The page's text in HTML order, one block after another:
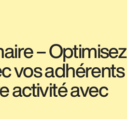
– Optimisez
vos adhérents
activité avec